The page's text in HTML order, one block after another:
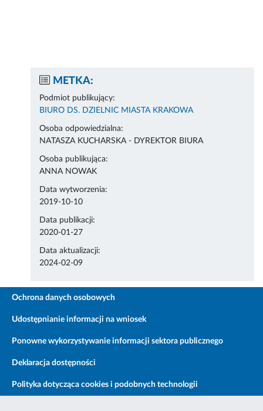
METKA:
Podmiot publikujący:
BIURO DS. DZIELNIC MIASTA KRAKOWA
Osoba odpowiedzialna:
NATASZA KUCHARSKA - DYREKTOR BIURA
Osoba publikująca:
ANNA NOWAK
Data wytworzenia:
2019-10-10
Data publikacji:
2020-01-27
Data aktualizacji:
2024-02-09
Ochrona danych osobowych
Udostępnianie informacji na wniosek
Ponowne wykorzystywanie informacji sektora publicznego
Deklaracja dostępności
Polityka dotycząca cookies i podobnych technologii